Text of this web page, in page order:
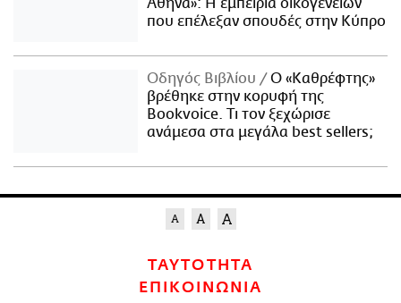
Αθήνα»: Η εμπειρία οικογενειών
που επέλεξαν σπουδές στην Κύπρο
Οδηγός Βιβλίου
Ο «Καθρέφτης»
βρέθηκε στην κορυφή της
Bookvoice. Τι τον ξεχώρισε
ανάμεσα στα μεγάλα best sellers;
ΤΑΥΤΟΤΗΤΑ
ΕΠΙΚΟΙΝΩΝΙΑ